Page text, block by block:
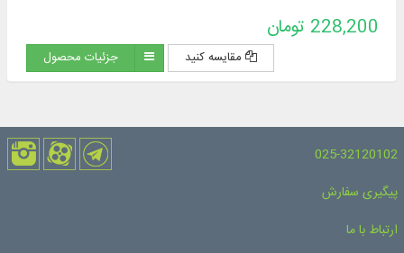
228,200 تومان
مقایسه کنید جزئیات محصول
025-32120102
پیگیری سفارش
ارتباط با ما